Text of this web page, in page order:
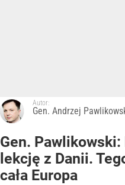
Autor:
Gen. Andrzej
Gen.
lekcję z Danii.
cała Europa